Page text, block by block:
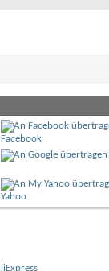
Facebook
Yahoo